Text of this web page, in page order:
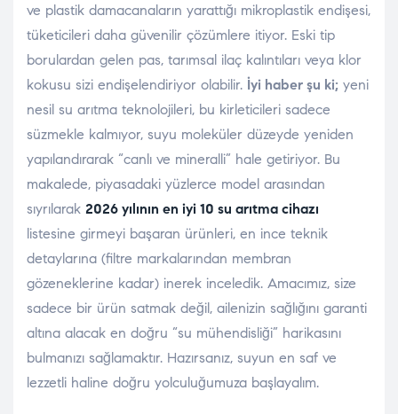
ve plastik damacanaların yarattığı mikroplastik endişesi,
tüketicileri daha güvenilir çözümlere itiyor. Eski tip
borulardan gelen pas, tarımsal ilaç kalıntıları veya klor
kokusu sizi endişelendiriyor olabilir. İyi haber şu ki; yeni
nesil su arıtma teknolojileri, bu kirleticileri sadece
süzmekle kalmıyor, suyu moleküler düzeyde yeniden
yapılandırarak “canlı ve mineralli” hale getiriyor. Bu
makalede, piyasadaki yüzlerce model arasından
sıyrılarak 2026 yılının en iyi 10 su arıtma cihazı
listesine girmeyi başaran ürünleri, en ince teknik
detaylarına (filtre markalarından membran
gözeneklerine kadar) inerek inceledik. Amacımız, size
sadece bir ürün satmak değil, ailenizin sağlığını garanti
altına alacak en doğru “su mühendisliği” harikasını
bulmanızı sağlamaktır. Hazırsanız, suyun en saf ve
lezzetli haline doğru yolculuğumuza başlayalım.